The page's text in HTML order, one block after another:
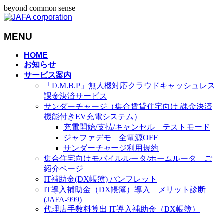
beyond common sense
MENU
HOME
お知らせ
サービス案内
「D.M.B.P」無人機対応クラウドキャッシュレス
課金決済サービス
サンダーチャージ（集合賃貸住宅向け 課金決済
機能付きEV充電システム）
充電開始/支払/キャンセル テストモード
ジャファデモ 全電源OFF
サンダーチャージ利用規約
集合住宅向けモバイルルータ/ホームルータ ご
紹介ページ
IT補助金(DX帳簿) パンフレット
IT導入補助金（DX帳簿）導入 メリット診断
(JAFA-999)
代理店手数料算出 IT導入補助金（DX帳簿）